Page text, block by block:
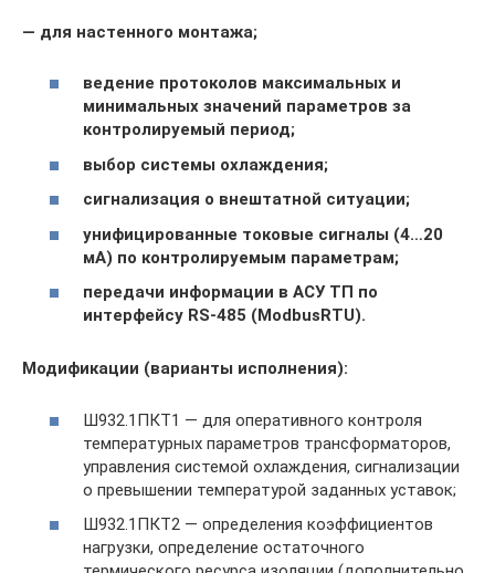
— для настенного монтажа;
ведение протоколов максимальных и
минимальных значений параметров за
контролируемый период;
выбор системы охлаждения;
сигнализация о внештатной ситуации;
унифицированные токовые сигналы (4…20
мА) по контролируемым параметрам;
передачи информации в АСУ ТП по
интерфейсу RS-485 (ModbusRTU).
Модификации (варианты исполнения):
Ш932.1ПКТ1 — для оперативного контроля
температурных параметров трансформаторов,
управления системой охлаждения, сигнализации
о превышении температурой заданных уставок;
Ш932.1ПКТ2 — определения коэффициентов
нагрузки, определение остаточного